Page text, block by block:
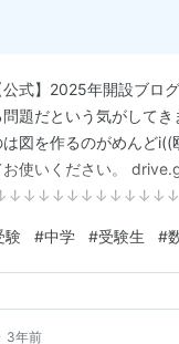
式】2025年開設ブロ
題だという気がして
図を作るのがめんど
お使いください。
自分
グ参加中数学・科学・
験 #中学 #受験生 #
3年前